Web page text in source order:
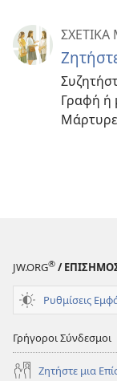
Γραφή ή
JW.ORG® /
Ρυθμίσεις
Γρήγοροι Σύνδεσμοι
Ζητήστε μια